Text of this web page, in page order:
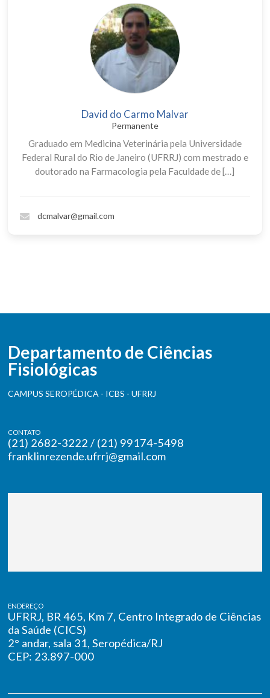
David do Carmo Malvar
Permanente
Graduado em Medicina Veterinária pela Universidade
Federal Rural do Rio de Janeiro (UFRRJ) com mestrado e
doutorado na Farmacologia pela Faculdade de […]
dcmalvar@gmail.com
Departamento de Ciências
Fisiológicas
CAMPUS SEROPÉDICA - ICBS - UFRRJ
CONTATO
(21) 2682-3222 / (21) 99174-5498
franklinrezende.ufrrj@gmail.com
ENDEREÇO
UFRRJ, BR 465, Km 7, Centro Integrado de Ciências
da Saúde (CICS)
2° andar, sala 31, Seropédica/RJ
CEP: 23.897-000